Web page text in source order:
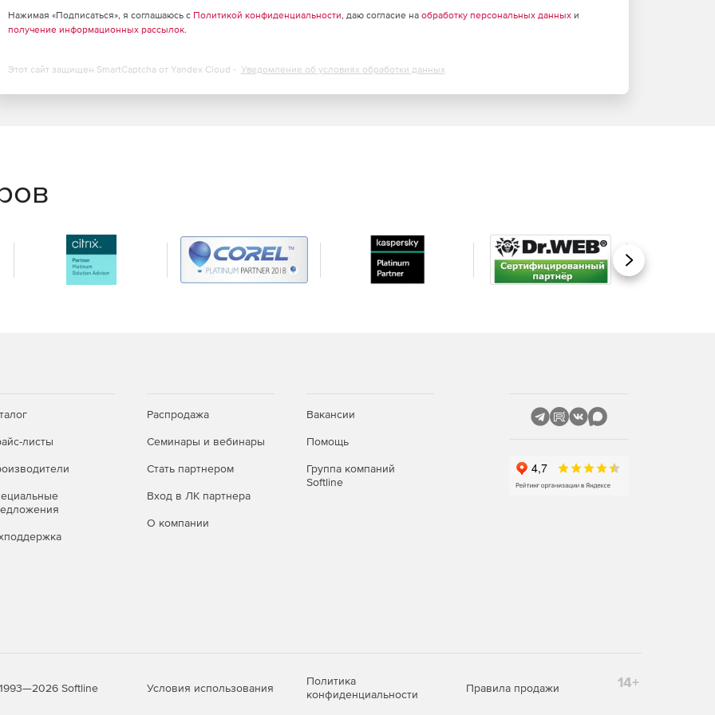
.
требующих повышенного уровня безопасности –
загрузки без существенного снижения
нагрузке на операционную систему, что
серверах практически любой конфигурации.
настройками по умолчанию).
администратору степенью детализации.
загрузки без существенного снижения
операционной системы или какой-либо программы к
Нажимая «Подписаться», я соглашаюсь с Политикой конфиденциальности, даю согласие на обработку персональных данныхи
получение информационных рассылок.
Этот сайт защищен SmartCaptcha от Yandex Cloud - Уведомление об условиях обработки данных
Вперед
листы
Распродажа
Семинары и вебинары
Стать партнером
Вход в ЛК партнера
О компании
Вакансии
Помощь
Группа компаний
Softline
Softline Условия использования
Политика
конфиденциальности
Правила продажи 14+